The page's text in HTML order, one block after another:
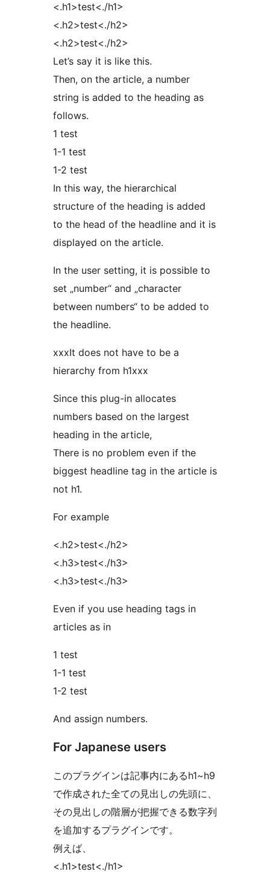
<.h1>test<./h1>
<.h2>test<./h2>
<.h2>test<./h2>
Let’s say it is like this.
Then, on the article, a number
string is added to the heading as
follows.
1 test
1-1 test
1-2 test
In this way, the hierarchical
structure of the heading is added
to the head of the headline and it is
displayed on the article.
In the user setting, it is possible to
set „number“ and „character
between numbers“ to be added to
the headline.
xxxIt does not have to be a
hierarchy from h1xxx
Since this plug-in allocates
numbers based on the largest
heading in the article,
There is no problem even if the
biggest headline tag in the article is
not h1.
For example
<.h2>test<./h2>
<.h3>test<./h3>
<.h3>test<./h3>
Even if you use heading tags in
articles as in
1 test
1-1 test
1-2 test
And assign numbers.
For Japanese users
このプラグインは記事内にあるh1~h9
で作成された全ての見出しの先頭に、
その見出しの階層が把握できる数字列
を追加するプラグインです。
例えば、
<.h1>test<./h1>